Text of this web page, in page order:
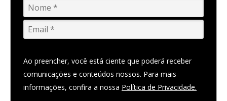
Ao preencher, você está ciente que poderá receber
comunicações e conteúdos nossos. Para mais
informações, confira a nossa Política de Privacidade.